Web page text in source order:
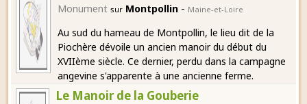
Monument sur Montpollin - Maine-et-Loire
Au sud du hameau de Montpollin, le lieu dit de la
Piochère dévoile un ancien manoir du début du
XVIIème siècle. Ce dernier, perdu dans la campagne
angevine s'apparente à une ancienne ferme.
Le Manoir de la Gouberie